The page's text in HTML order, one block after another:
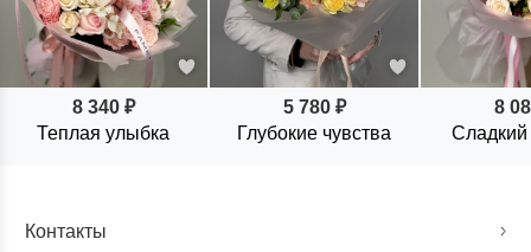
8 340 ₽
Теплая улыбка
5 780 ₽
Глубокие чувства
8
Контакты